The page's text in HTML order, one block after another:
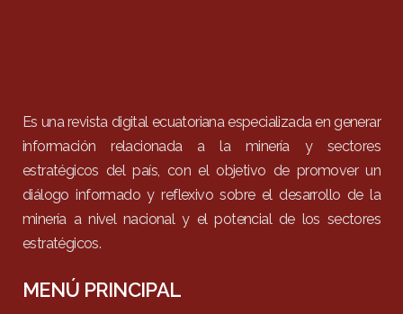
Es una revista digital ecuatoriana especializada en generar
información relacionada a la minería y sectores
estratégicos del país, con el objetivo de promover un
diálogo informado y reflexivo sobre el desarrollo de la
minería a nivel nacional y el potencial de los sectores
estratégicos.
MENÚ PRINCIPAL